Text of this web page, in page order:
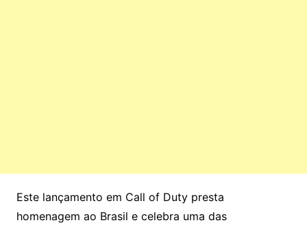
Este lançamento em Call of Duty presta
homenagem ao Brasil e celebra uma das